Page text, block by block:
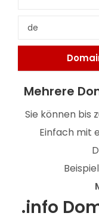
Mehrere
Sie können bis
Einfach mit
.info